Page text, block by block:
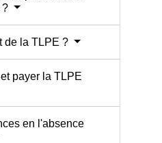
?
de la TLPE ?
payer la TLPE
en l'absence